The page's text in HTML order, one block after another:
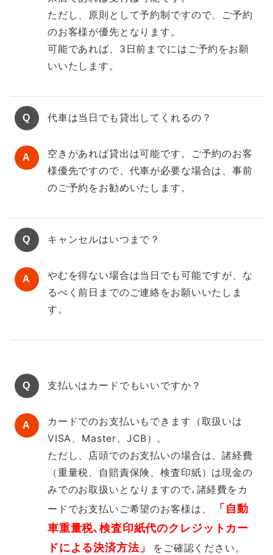
ただし、原則として予約制ですので、ご予約
のお客様が優先となります。
可能であれば、3日前までにはご予約をお願
いいたします。
代車は当日でも貸出してくれるの？
空きがあれば貸出は可能です。ご予約のお客
様優先ですので、代車が必要な場合は、事前
のご予約をお勧めいたします。
キャンセルはいつまで？
やむを得ない場合は当日でも可能ですが、な
るべく前日までのご連絡をお願いいたしま
す。
支払いはカードでもいいですか？
カードでのお支払いもできます（取扱いは
VISA、Master、JCB）。
ただし、店頭でのお支払いの場合は、諸経費
（重量税、自賠責保険、検査印紙）は現金の
みでのお取扱いとなりますので､諸経費をカ
ードでお支払いご希望のお客様は、
「自動
車重量税､検査印紙代のクレジットカー
ドによる決済方法」
をご確認ください。